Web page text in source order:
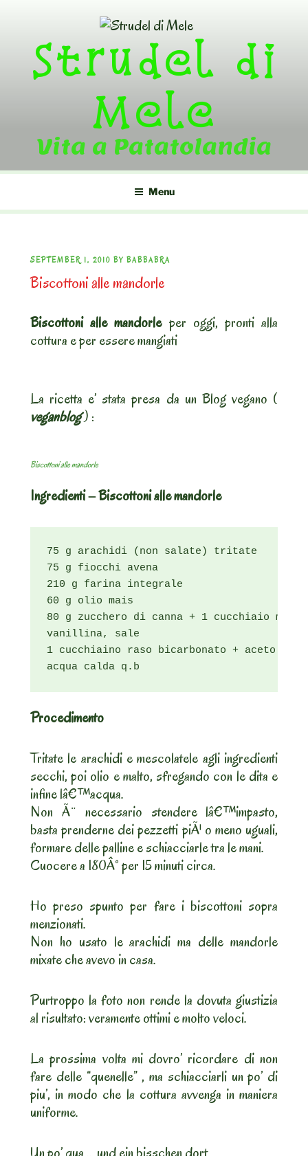
contentStrudel di
Mele
Vita a Patatolandia
Menu
POSTED
ON
SEPTEMBER 1, 2010 BY BABBABRA
Biscottoni alle mandorle
Biscottoni alle mandorle per oggi, pronti alla
cottura e per essere mangiati
La ricetta e’ stata presa da un Blog vegano (
veganblog) :
Biscottoni alle mandorle
Ingredienti – Biscottoni alle mandorle
75 g arachidi (non salate) tritate
75 g fiocchi avena
210 g farina integrale
60 g olio mais
80 g zucchero di canna + 1 cucchiaio malto
vanillina, sale
1 cucchiaino raso bicarbonato + aceto
acqua calda q.b
Procedimento
Tritate le arachidi e mescolatele agli ingredienti
secchi, poi olio e malto, sfregando con le dita e
infine lâ€™acqua.
Non Ã¨ necessario stendere lâ€™impasto,
basta prenderne dei pezzetti piÃ¹ o meno uguali,
formare delle palline e schiacciarle tra le mani.
Cuocere a 180Â° per 15 minuti circa.
Ho preso spunto per fare i biscottoni sopra
menzionati.
Non ho usato le arachidi ma delle mandorle
mixate che avevo in casa.
Purtroppo la foto non rende la dovuta giustizia
al risultato: veramente ottimi e molto veloci.
La prossima volta mi dovro’ ricordare di non
fare delle “quenelle” , ma schiacciarli un po’ di
piu’, in modo che la cottura avvenga in maniera
uniforme.